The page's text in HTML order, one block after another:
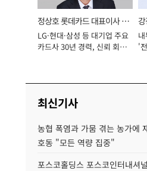
정상호 롯데카드 대표이사 사
장
LG·현대·삼성 등 대기업 주요
카드사 30년 경력, 신뢰 회복
'
최신기사
농협 폭염과 가뭄 겪는 농가에
호동 "모든 역량 집중"
포스코홀딩스 포스코인터내셔